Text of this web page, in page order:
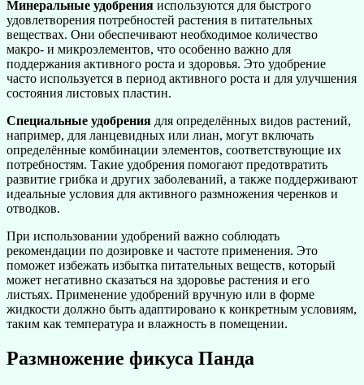
Минеральные удобрения используются для быстрого
удовлетворения потребностей растения в питательных
веществах. Они обеспечивают необходимое количество
макро- и микроэлементов, что особенно важно для
поддержания активного роста и здоровья. Это удобрение
часто используется в период активного роста и для улучшения
состояния листовых пластин.
Специальные удобрения для определённых видов растений,
например, для ланцевидных или лиан, могут включать
определённые комбинации элементов, соответствующие их
потребностям. Такие удобрения помогают предотвратить
развитие грибка и других заболеваний, а также поддерживают
идеальные условия для активного размножения черенков и
отводков.
При использовании удобрений важно соблюдать
рекомендации по дозировке и частоте применения. Это
поможет избежать избытка питательных веществ, который
может негативно сказаться на здоровье растения и его
листьях. Применение удобрений вручную или в форме
жидкости должно быть адаптировано к конкретным условиям,
таким как температура и влажность в помещении.
Размножение фикуса Панда